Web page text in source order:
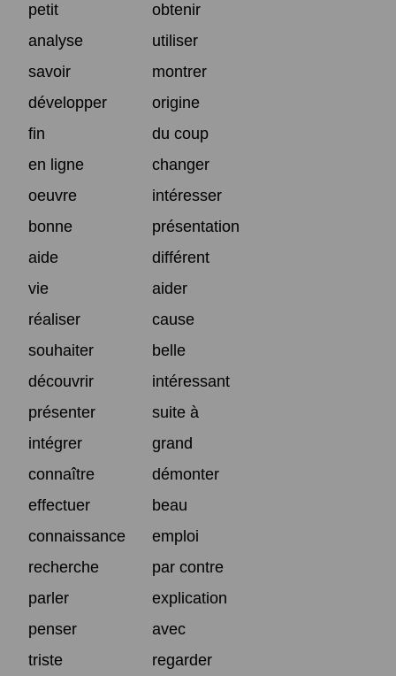
petit
obtenir
analyse
utiliser
savoir
montrer
développer
origine
fin
du coup
en ligne
changer
oeuvre
intéresser
bonne
présentation
aide
différent
vie
aider
réaliser
cause
souhaiter
belle
découvrir
intéressant
présenter
suite à
intégrer
grand
connaître
démonter
effectuer
beau
connaissance
emploi
recherche
par contre
parler
explication
penser
avec
triste
regarder